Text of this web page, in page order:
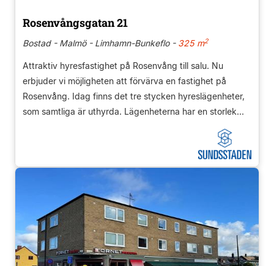
Rosenvångsgatan 21
Bostad - Malmö - Limhamn-Bunkeflo -325 m2
Attraktiv hyresfastighet på Rosenvång till salu. Nu
erbjuder vi möjligheten att förvärva en fastighet på
Rosenvång. Idag finns det tre stycken hyreslägenheter,
som samtliga är uthyrda. Lägenheterna har en storlek...